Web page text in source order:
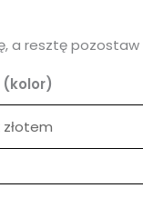
a resztę pozostaw
(kolor)